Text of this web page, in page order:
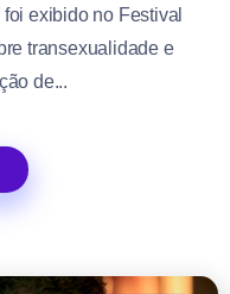
foi exibido no Festival
transexualidade e
de...